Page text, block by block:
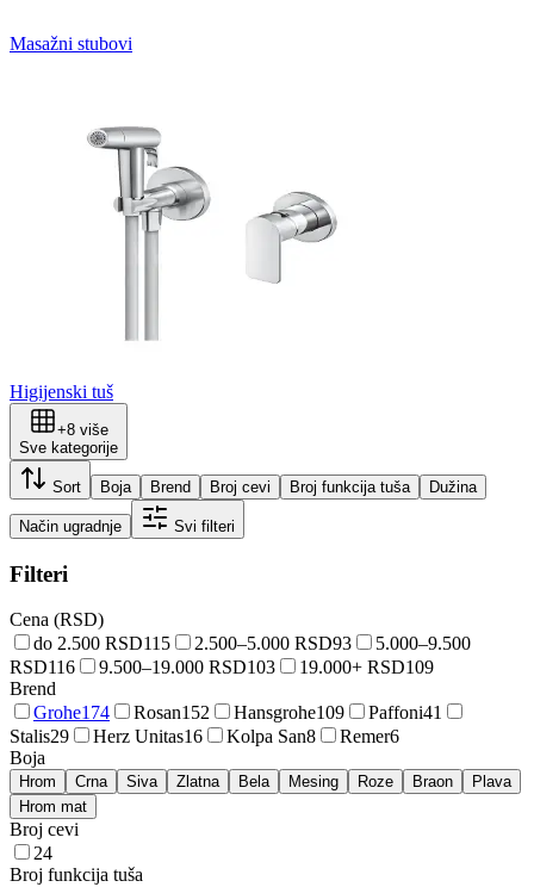
Masažni stubovi
Higijenski tuš
+8 više
Sve kategorije
Sort Boja Brend Broj cevi Broj funkcija tuša Dužina
Način ugradnje Svi filteri
Filteri
Cena (RSD)
do 2.500 RSD115 2.500–5.000 RSD93
5.000–9.500
RSD116 9.500–19.000 RSD103 19.000+ RSD109
Brend
Grohe174 Rosan152 Hansgrohe109 Paffoni41
Stalis29 Herz Unitas16 Kolpa San8 Remer6
Boja
Hrom Crna Siva Zlatna Bela Mesing Roze Braon
Plava
Hrom mat
Broj cevi
24
Broj funkcija tuša